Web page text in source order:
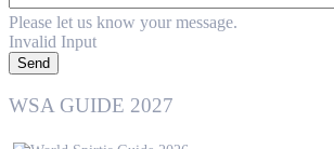
Please let us know your message.
Invalid Input
Send
WSA GUIDE 2027